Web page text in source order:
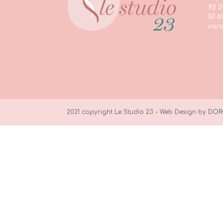
92
07
2021 copyright Le Studio 23 - Web Design by